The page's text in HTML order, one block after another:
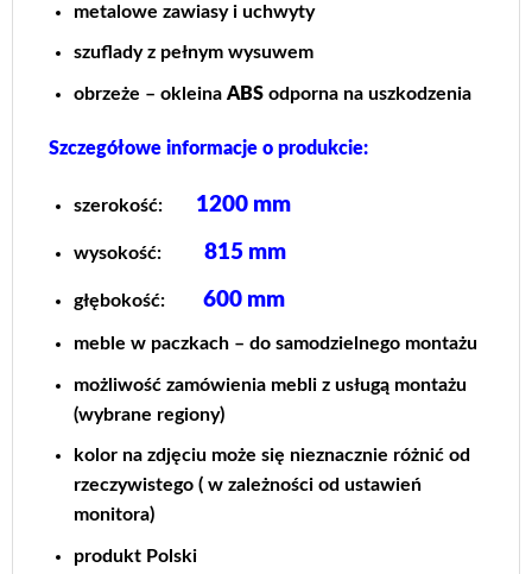
metalowe zawiasy i uchwyty
szuflady z pełnym wysuwem
obrzeże – okleina ABS odporna na uszkodzenia
Szczegółowe informacje o produkcie:
szerokość: 1200 mm
wysokość: 815 mm
głębokość: 600mm
meble w paczkach – do samodzielnego montażu
możliwość zamówienia mebli z usługą montażu
(wybrane regiony)
kolor na zdjęciu może się nieznacznie różnić od
rzeczywistego ( w zależności od ustawień
monitora)
produkt Polski